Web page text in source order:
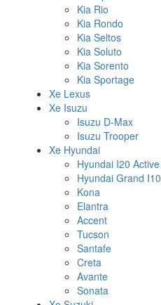
Kia Rio
Kia Rondo
Kia Seltos
Kia Soluto
Kia Sorento
Kia Sportage
Xe Lexus
Xe Isuzu
Isuzu D-Max
Isuzu Trooper
Xe Hyundai
Hyundai I20 Active
Hyundai Grand I10
Kona
Elantra
Accent
Tucson
Santafe
Creta
Avante
Sonata